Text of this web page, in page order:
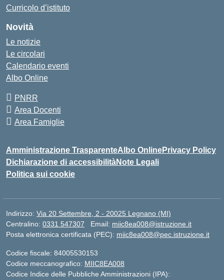
Curricolo d’istituto
Novità
Le notizie
Le circolari
Calendario eventi
Albo Online
PNRR
Area Docenti
Area Famiglie
Amministrazione TrasparenteAlbo OnlinePrivacy Policy
Dichiarazione di accessibilitàNote Legali
Politica sui cookie
Indirizzo: Via 20 Settembre, 2 - 20025 Legnano (MI)
Centralino: 0331 547307 Email: miic8ea008@istruzione.it
Posta elettronica certificata (PEC): miic8ea008@pec.istruzione.it
Codice fiscale: 84005530153
Codice meccanografico: MIIC8EA008
Codice Indice delle Pubbliche Amministrazioni (IPA):